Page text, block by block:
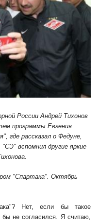
России Андрей Тихонов
программы Евгения
где рассказал о Федуне,
вспомнил другие яркие
"Спартака". Октябрь
Нет, если бы такое
не согласился. Я считаю,